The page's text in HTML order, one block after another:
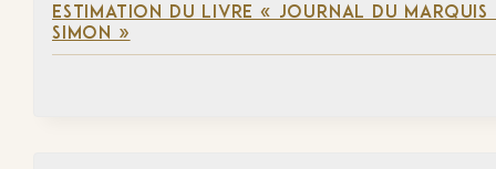
ESTIMATION DU LIVRE « JOURNAL DU
SIMON »